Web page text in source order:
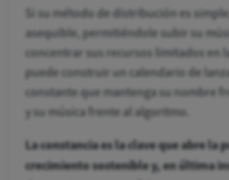
Si su método de distribución es
asequible, permitiéndole subir su
concentrar sus recursos limitados en
puede construir un calendario de
constante que mantenga su nombre
y su música frente al algoritmo.
La constancia es la clave que abre la
crecimiento sostenible y, en última